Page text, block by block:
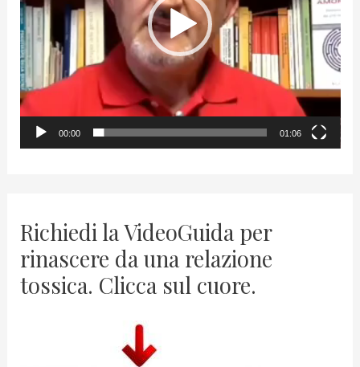
o
P
l
a
y
00:00 01:06
Richiedi la VideoGuida per
rinascere da una relazione
tossica. Clicca sul cuore.